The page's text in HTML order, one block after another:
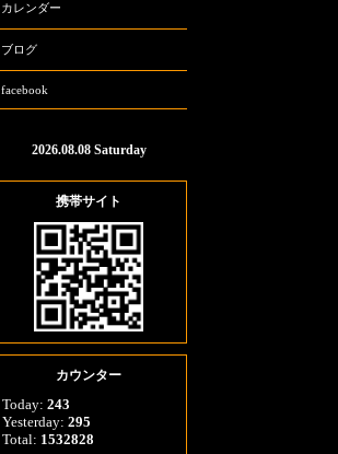
カレンダー
ブログ
facebook
2026.08.08 Saturday
携帯サイト
カウンター
Today: 243
Yesterday: 295
Total: 1532828